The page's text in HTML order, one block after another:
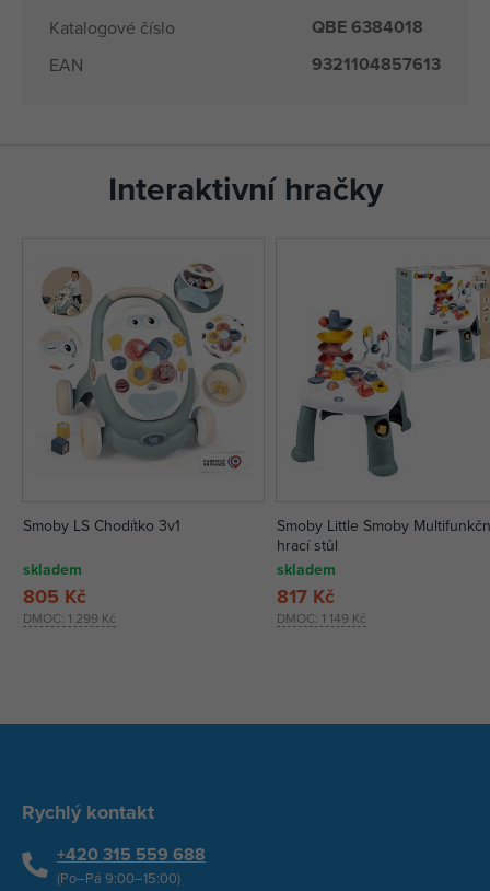
Katalogové číslo QBE 6384018
EAN 9321104857613
Interaktivní hračky
Smoby LS Chodítko 3v1
skladem
DMOC: 1 299 Kč
805 Kč
Smoby Little Smoby
hrací stůl
skladem
DMOC: 1 149 Kč
817 Kč
Rychlý kontakt
+420 315 559 688
(Po–Pá 9:00–15:00)